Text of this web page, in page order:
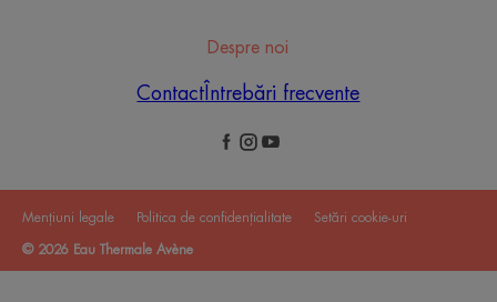
Despre noi
Contact Întrebări frecvente
Mențiuni legale Politica de confidențialitate Setări cookie-uri
© 2026 Eau Thermale Avène